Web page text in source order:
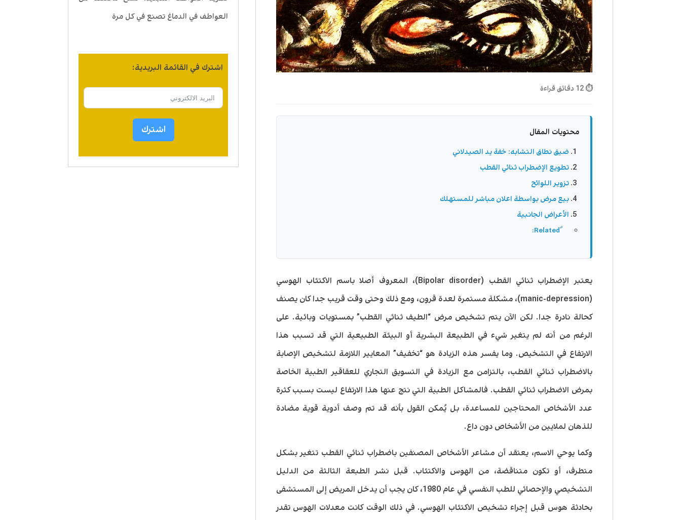
العواطف في الدماغ تصنع في كل مرة
اشترك في القائمة البريدية:
اشترك
⏱ 12 دقائق قراءة
محتويات المقال
ضيق نطاق التشابه: خفة يد الصيدلاني
تطويع الإضطراب ثنائي القطب
تزوير اللوائح
بيع مرض بواسطة اعلان مباشر للمستهلك
الأعراض الجانبية
يعتبر الإضطراب ثنائي القطب (Bipolar disorder)، المعروف أصلا باسم الاكتئاب الهوسي
(manic-depression)، مشكلة مستمرة لعدة قرون، ومع ذلك وحتى وقت قريب جدا كان يصنف
كحالة نادرة جدا. لكن الآن يتم تشخيص مرض “الطيف ثنائي القطب” بمستويات وبائية. على
الرغم من أنه لم يتغير شيء في الطبيعة البشرية أو البيئة الطبيعية التي قد تسبب هذا
الارتفاع في التشخيص. وما يفسر هذه الزيادة هو “تخفيف” المعايير اللازمة لتشخيص الإصابة
بالاضطراب ثنائي القطب، بالتزامن مع الزيادة في التسويق التجاري للعقاقير الطبية الخاصة
بمرض الاضطراب ثنائي القطب. فالمشاكل الطبية التي نتج عنها هذا الارتفاع ليست بسبب كثرة
عدد الأشخاص المحتاجين للمساعدة، بل يُمكن القول بأنه قد تم وصف أدوية قوية مضادة
للذهان لملايين من الأشخاص دون داع.
وكما يوحي الاسم، يعتقد أن مشاعر الأشخاص المصنفين باضطراب ثنائي القطب تتغير بشكل
متطرف، أو تكون متناقضة، من الهوس والاكتئاب. قبل نشر الطبعة الثالثة من الدليل
التشخيصي والإحصائي للطب النفسي في عام 1980، كان يجب أن يدخل المريض إلى المستشفى
بحادثة هوس قبل إجراء تشخيص الاكتئاب الهوسي. في ذلك الوقت كانت معدلات الهوس تقدر